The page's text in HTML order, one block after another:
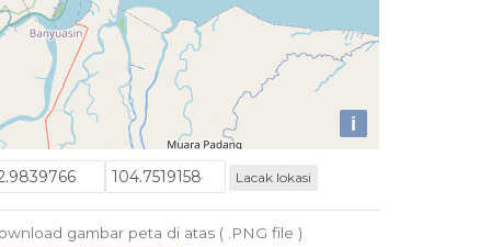
i
Lacak lokasi
gambar peta di atas ( .PNG file )